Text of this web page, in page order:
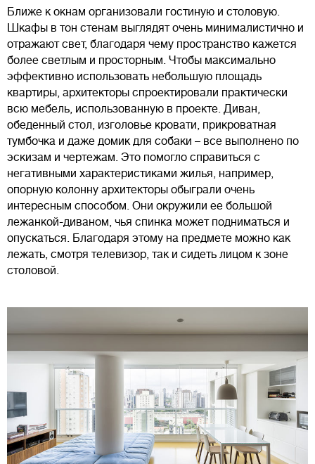
Ближе к окнам организовали гостиную и столовую.
Шкафы в тон стенам выглядят очень минималистично и
отражают свет, благодаря чему пространство кажется
более светлым и просторным. Чтобы максимально
эффективно использовать небольшую площадь
квартиры, архитекторы спроектировали практически
всю мебель, использованную в проекте. Диван,
обеденный стол, изголовье кровати, прикроватная
тумбочка и даже домик для собаки – все выполнено по
эскизам и чертежам. Это помогло справиться с
негативными характеристиками жилья, например,
опорную колонну архитекторы обыграли очень
интересным способом. Они окружили ее большой
лежанкой-диваном, чья спинка может подниматься и
опускаться. Благодаря этому на предмете можно как
лежать, смотря телевизор, так и сидеть лицом к зоне
столовой.